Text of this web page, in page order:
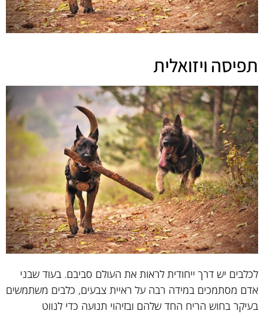
תפיסה ויזואלית
לכלבים יש דרך ייחודית לראות את העולם סביבם. בעוד שבני
אדם מסתמכים במידה רבה על ראיית צבעים, כלבים משתמשים
בעיקר בחוש הריח החד שלהם ובזיהוי תנועה כדי לנווט